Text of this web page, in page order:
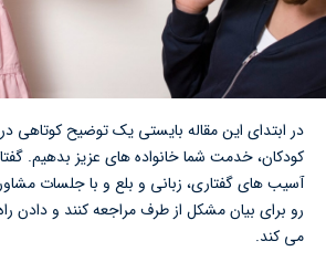
در ابتدای این مقاله بایستی یک توضیح کوتاهی
کودکان، خدمت شما خانواده های عزیز بدهیم.
آسیب های گفتاری، زبانی و بلع و با جلسات
رو برای بیان مشکل از طرف مراجعه کنند و دادن
می کند.